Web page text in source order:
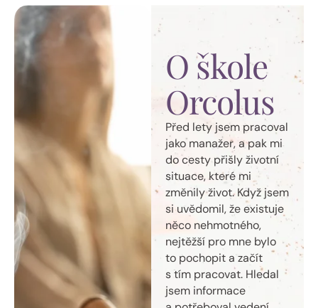
O škole
Orcolus
Před lety jsem pracoval
jako manažer, a pak mi
do cesty přišly životní
situace, které mi
změnily život. Když jsem
si uvědomil, že existuje
něco nehmotného,
nejtěžší pro mne bylo
to pochopit a začít
s tím pracovat. Hledal
jsem informace